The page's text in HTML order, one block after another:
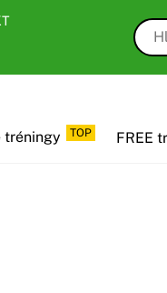
tréningy TOP FREE